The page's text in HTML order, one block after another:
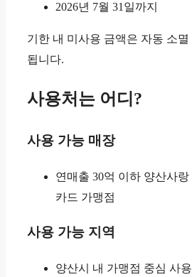
2026년 7월 31일까지
기한 내 미사용 금액은 자동 소멸
됩니다.
사용처는 어디?
사용 가능 매장
연매출 30억 이하 양산사랑
카드 가맹점
사용 가능 지역
양산시 내 가맹점 중심 사용